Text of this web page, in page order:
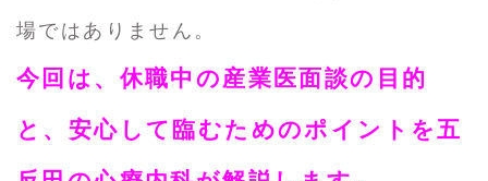
場ではありません。
今回は、休職中の産業医面談の目的
と、安心して臨むためのポイントを五